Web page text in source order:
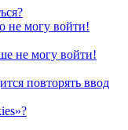
не могу войти!
не могу войти!
повторять ввод